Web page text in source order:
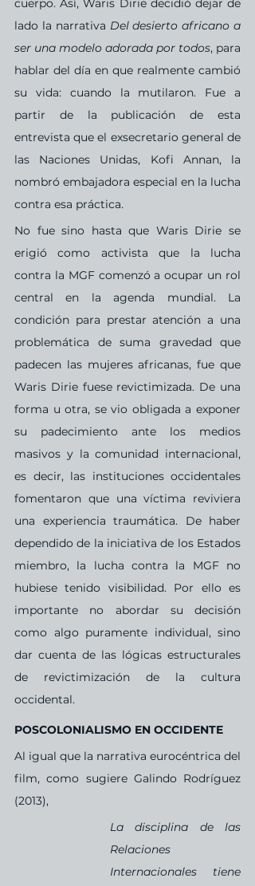
cuerpo. Así, Waris Dirie decidió dejar de
lado la narrativa Del desierto africano a
ser una modelo adorada por todos, para
hablar del día en que realmente cambió
su vida: cuando la mutilaron. Fue a
partir de la publicación de esta
entrevista que el exsecretario general de
las Naciones Unidas, Kofi Annan, la
nombró embajadora especial en la lucha
contra esa práctica.
No fue sino hasta que Waris Dirie se
erigió como activista que la lucha
contra la MGF comenzó a ocupar un rol
central en la agenda mundial. La
condición para prestar atención a una
problemática de suma gravedad que
padecen las mujeres africanas, fue que
Waris Dirie fuese revictimizada. De una
forma u otra, se vio obligada a exponer
su padecimiento ante los medios
masivos y la comunidad internacional,
es decir, las instituciones occidentales
fomentaron que una víctima reviviera
una experiencia traumática. De haber
dependido de la iniciativa de los Estados
miembro, la lucha contra la MGF no
hubiese tenido visibilidad. Por ello es
importante no abordar su decisión
como algo puramente individual, sino
dar cuenta de las lógicas estructurales
de revictimización de la cultura
occidental.
POSCOLONIALISMO EN OCCIDENTE
Al igual que la narrativa eurocéntrica del
film, como sugiere Galindo Rodríguez
(2013),
La disciplina de las
Relaciones
Internacionales tiene